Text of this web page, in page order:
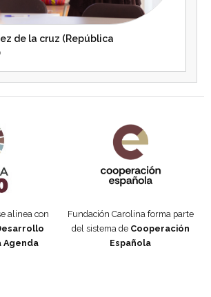
de la cruz (República
alinea con
Agenda
Fundación Carolina forma parte
del sistema de Cooperación
Española